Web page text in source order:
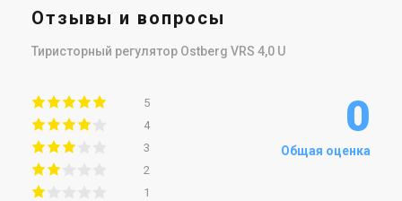
Отзывы и вопросы
Тиристорный регулятор Ostberg VRS 4,0 U
5
4
3
2
1
0
Общая оценка